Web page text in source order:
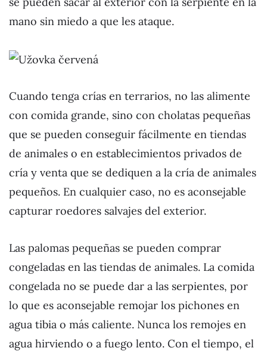
mano sin miedo a que les ataque.
Cuando tenga crías en terrarios, no las alimente
con comida grande, sino con cholatas pequeñas
que se pueden conseguir fácilmente en tiendas
de animales o en establecimientos privados de
cría y venta que se dediquen a la cría de animales
pequeños. En cualquier caso, no es aconsejable
capturar roedores salvajes del exterior.
Las palomas pequeñas se pueden comprar
congeladas en las tiendas de animales. La comida
congelada no se puede dar a las serpientes, por
lo que es aconsejable remojar los pichones en
agua tibia o más caliente. Nunca los remojes en
agua hirviendo o a fuego lento. Con el tiempo, el